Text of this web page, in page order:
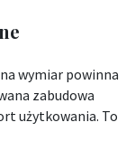
wymiar powinna
zabudowa
użytkowania. To